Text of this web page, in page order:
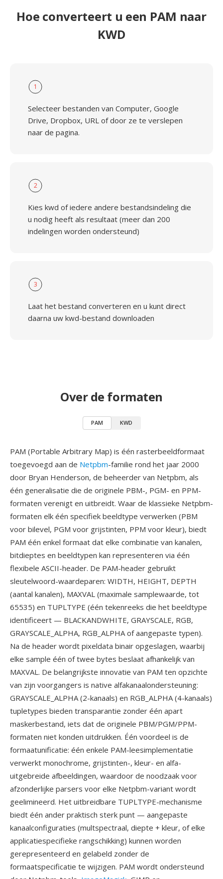
Hoe converteert u een PAM naar
KWD
1
Selecteer bestanden van Computer, Google
Drive, Dropbox, URL of door ze te verslepen
naar de pagina.
2
Kies kwd of iedere andere bestandsindeling die
u nodig heeft als resultaat (meer dan 200
indelingen worden ondersteund)
3
Laat het bestand converteren en u kunt direct
daarna uw kwd-bestand downloaden
Over de formaten
PAM KWD
PAM (Portable Arbitrary Map) is één rasterbeeldformaat
toegevoegd aan de Netpbm-familie rond het jaar 2000
door Bryan Henderson, de beheerder van Netpbm, als
één generalisatie die de originele PBM-, PGM- en PPM-
formaten verenigt en uitbreidt. Waar de klassieke Netpbm-
formaten elk één specifiek beeldtype verwerken (PBM
voor bilevel, PGM voor grijstinten, PPM voor kleur), biedt
PAM één enkel formaat dat elke combinatie van kanalen,
bitdieptes en beeldtypen kan representeren via één
flexibele ASCII-header. De PAM-header gebruikt
sleutelwoord-waardeparen: WIDTH, HEIGHT, DEPTH
(aantal kanalen), MAXVAL (maximale samplewaarde, tot
65535) en TUPLTYPE (één tekenreeks die het beeldtype
identificeert — BLACKANDWHITE, GRAYSCALE, RGB,
GRAYSCALE_ALPHA, RGB_ALPHA of aangepaste typen).
Na de header wordt pixeldata binair opgeslagen, waarbij
elke sample één of twee bytes beslaat afhankelijk van
MAXVAL. De belangrijkste innovatie van PAM ten opzichte
van zijn voorgangers is native alfakanaalondersteuning:
GRAYSCALE_ALPHA (2-kanaals) en RGB_ALPHA (4-kanaals)
tupletypes bieden transparantie zonder één apart
maskerbestand, iets dat de originele PBM/PGM/PPM-
formaten niet konden uitdrukken. Één voordeel is de
formaatunificatie: één enkele PAM-leesimplementatie
verwerkt monochrome, grijstinten-, kleur- en alfa-
uitgebreide afbeeldingen, waardoor de noodzaak voor
afzonderlijke parsers voor elke Netpbm-variant wordt
geelimineerd. Het uitbreidbare TUPLTYPE-mechanisme
biedt één ander praktisch sterk punt — aangepaste
kanaalconfiguraties (multspectraal, diepte + kleur, of elke
applicatiespecifieke rangschikking) kunnen worden
gerepresenteerd en gelabeld zonder de
formaatspecificatie te wijzigen. PAM wordt ondersteund